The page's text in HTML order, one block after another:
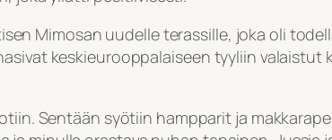
Mimosan uudelle terassille, joka oli
keskieurooppalaiseen tyyliin
Sentään syötiin hampparit ja